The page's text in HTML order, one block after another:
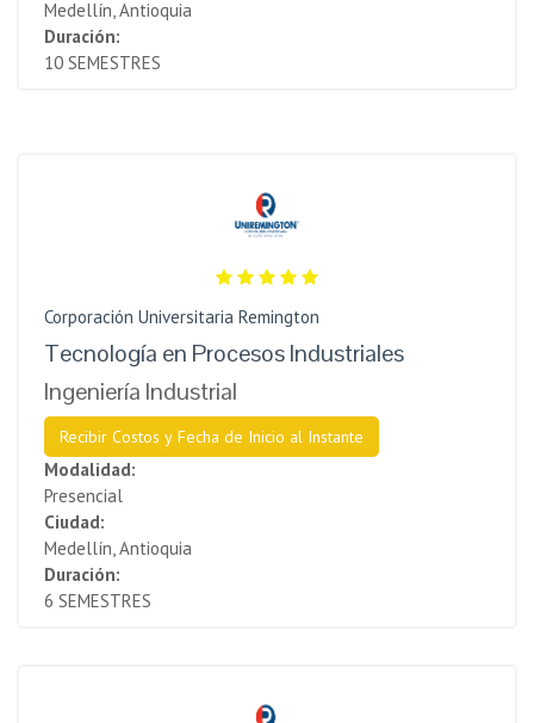
Medellín, Antioquia
Duración:
10 SEMESTRES
Corporación Universitaria Remington
Tecnología en Procesos Industriales
Ingeniería Industrial
Recibir Costos y Fecha de Inicio al Instante
Modalidad:
Presencial
Ciudad:
Medellín, Antioquia
Duración:
6 SEMESTRES